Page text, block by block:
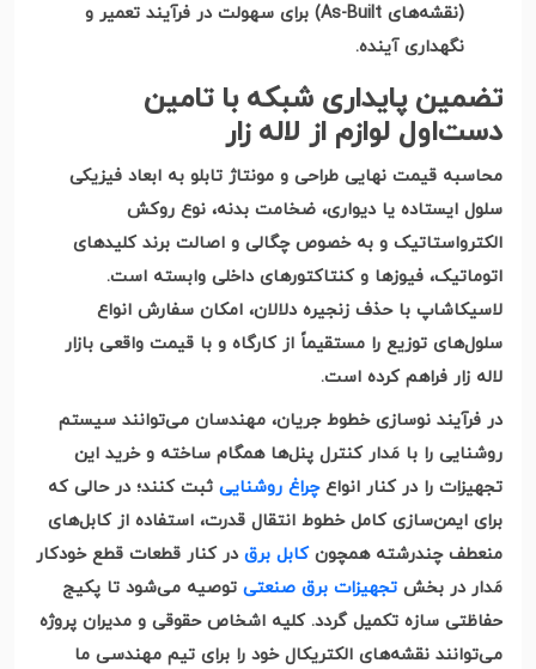
(نقشه‌های
برای سهولت در فرآیند تعمیر و
نگهداری آینده.
تضمین پایداری شبکه با تامین
دست‌اول لوازم از لاله زار
محاسبه قیمت نهایی طراحی و مونتاژ تابلو به ابعاد فیزیکی
سلول ایستاده یا دیواری، ضخامت بدنه، نوع روکش
الکترو‌استاتیک و به خصوص چگالی و اصالت برند کلیدهای
اتوماتیک، فیوزها و کنتاکتورهای داخلی وابسته است.
لاسیکاشاپ با حذف زنجیره دلالان، امکان سفارش انواع
سلول‌های توزیع را مستقیماً از کارگاه و با قیمت واقعی بازار
لاله زار فراهم کرده است.
در فرآیند نوسازی خطوط جریان، مهندسان می‌توانند سیستم
روشنایی را با مَدار کنترل پنل‌ها همگام ساخته و خرید این
تجهیزات را در کنار انواعچراغ روشنایی ثبت کنند؛ در حالی که
برای ایمن‌سازی کامل خطوط انتقال قدرت، استفاده از کابل‌های
منعطف چندرشته همچونکابل برقدر کنار قطعات قطع خودکار
مَدار در بخش تجهیزات برق صنعتی توصیه می‌شود تا پکیج
حفاظتی سازه تکمیل گردد. کلیه اشخاص حقوقی و مدیران پروژه
می‌توانند نقشه‌های الکتریکال خود را برای تیم مهندسی ما